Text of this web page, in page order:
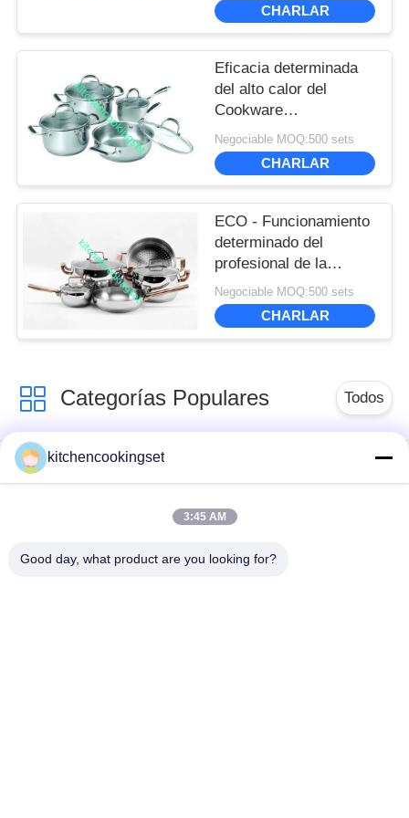
recommend taking the time to set it up
properly!""The Pico 4's visual clarity is fantastic
once you dial in the IPD correctly. The manual
adjustment is smooth, and finding that sweet spot
makes all the difference. No more eye strain
during long sessions. Highly r
CHARLAR
Eficacia determinada
del alto calor del
Cookware
antiadherente de plata
del cuerpo pote del
16cm - de los 22cm
Negociable MOQ:500 sets
CHARLAR
ECO - Funcionamiento
determinado del
profesional de la
categoría alimenticia
del Cookware
antiadherente amistoso
Negociable MOQ:500 sets
CHARLAR
Categorías Populares Todos
Conjunto de cocina
de cocina
antiadherentes
sistemas de acero
kitchencookingset
3:45 AM
Good day, what product are you looking for?